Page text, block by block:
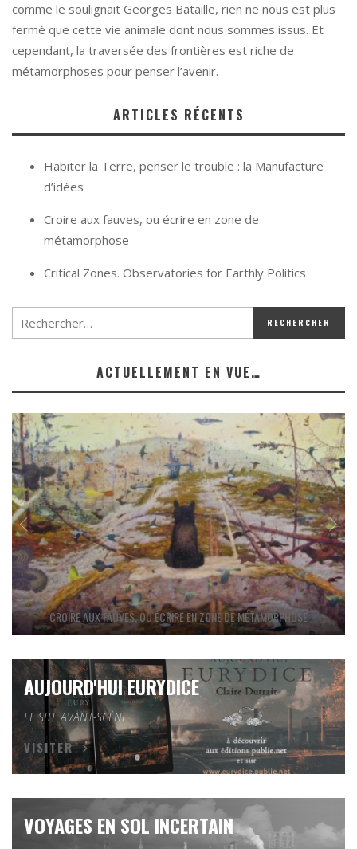
comme le soulignait Georges Bataille, rien ne nous est plus
fermé que cette vie animale dont nous sommes issus. Et
cependant, la traversée des frontières est riche de
métamorphoses pour penser l’avenir.
ARTICLES RÉCENTS
Habiter la Terre, penser le trouble : la Manufacture
d’idées
Croire aux fauves, ou écrire en zone de
métamorphose
Critical Zones. Observatories for Earthly Politics
ACTUELLEMENT EN VUE…
CROIRE AUX FAUVES, OU ÉCRIRE EN ZONE DE MÉTAMORPHOSE
AUJOURD'HUI EURYDICE
LE SITE AVANT-SCÈNE
VISITER
VOYAGES EN SOL INCERTAIN